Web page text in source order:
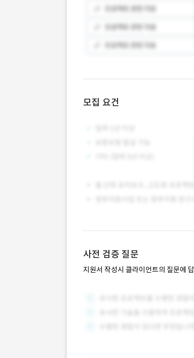
모집 요건
사전 검증 질문
지원서 작성시 클라이언트의 질문에